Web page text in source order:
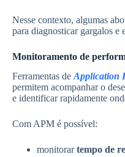
Nesse contexto, algumas
para diagnosticar gargalos e
Monitoramento de
Ferramentas de Application
permitem acompanhar o
e identificar rapidamente
Com APM é possível:
monitorartempo de